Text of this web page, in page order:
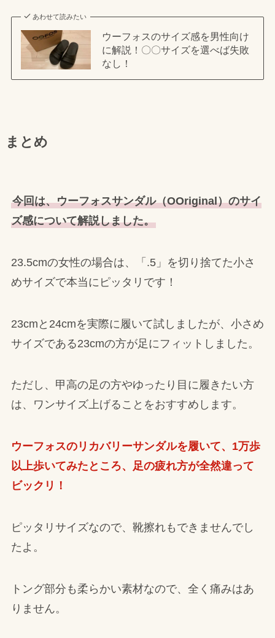
あわせて読みたい
ウーフォスのサイズ感を男性向け
に解説！〇〇サイズを選べば失敗
なし！
まとめ
今回は、ウーフォスサンダル（OOriginal）のサイ
ズ感について解説しました。
23.5cmの女性の場合は、「.5」を切り捨てた小さ
めサイズで本当にピッタリです！
23cmと24cmを実際に履いて試しましたが、小さめ
サイズである23cmの方が足にフィットしました。
ただし、甲高の足の方やゆったり目に履きたい方
は、ワンサイズ上げることをおすすめします。
ウーフォスのリカバリーサンダルを履いて、1万歩
以上歩いてみたところ、足の疲れ方が全然違って
ビックリ！
ピッタリサイズなので、靴擦れもできませんでし
たよ。
トング部分も柔らかい素材なので、全く痛みはあ
りません。